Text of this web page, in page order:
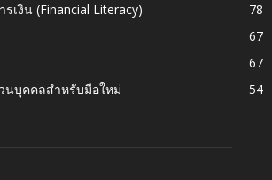
เงิน (Financial Literacy)
78
67
67
นบุคคลสำหรับมือใหม่
54